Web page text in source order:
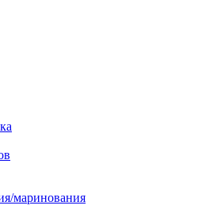
маринования